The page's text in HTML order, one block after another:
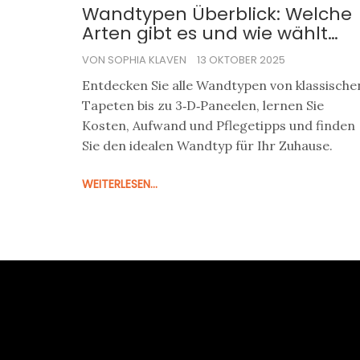
Wandtypen Überblick: Welche
Arten gibt es und wie wählt
man die Richtige?
VON SOPHIA KLAVEN 13 OKTOBER 2025
Entdecken Sie alle Wandtypen von
Tapeten bis zu 3‑D‑Paneelen, lernen Sie
Kosten, Aufwand und Pflegetipps und finden
Sie den idealen Wandtyp für Ihr Zuhause.
WEITERLESEN...